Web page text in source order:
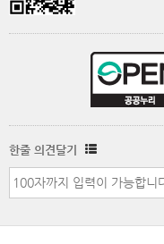
한줄 의견달기